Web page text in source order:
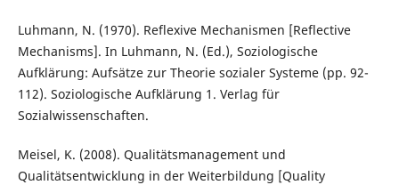
Luhmann, N. (1970). Reflexive Mechanismen [Reflective
Mechanisms]. In Luhmann, N. (Ed.), Soziologische
Aufklärung: Aufsätze zur Theorie sozialer Systeme (pp. 92-
112). Soziologische Aufklärung 1. Verlag für
Sozialwissenschaften.
Meisel, K. (2008). Qualitätsmanagement und
Qualitätsentwicklung in der Weiterbildung [Quality